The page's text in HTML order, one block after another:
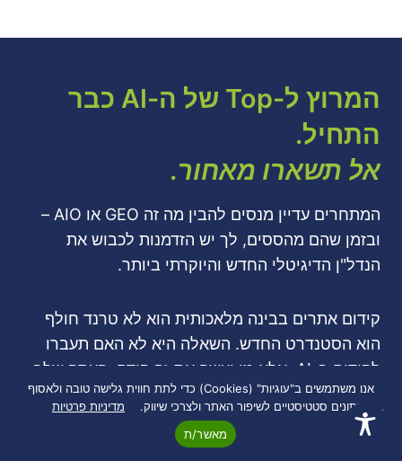
המרוץ ל-Top של ה-AI כבר
התחיל.
אל תשארו מאחור.
המתחרים עדיין מנסים להבין מה זה GEO או AIO –
ובזמן שהם מהססים, לך יש הזדמנות לכבוש את
הנדל"ן הדיגיטלי החדש והיוקרתי ביותר.
קידום אתרים בבינה מלאכותית הוא לא טרנד חולף
הוא הסטנדרט החדש. השאלה היא לא האם תעברו
לקידום ב-AI, אלא מי יעשה את זה קודם: העסק שלך
או של המתחרים שלך?
אנו משתמשים ב"עוגיות" (Cookies) כדי לתת חווית גלישה טובה ולאסוף
נתונים סטטיסטיים לשיפור האתר ולצרכי שיווק.
מדיניות פרטיות
מאשר/ת